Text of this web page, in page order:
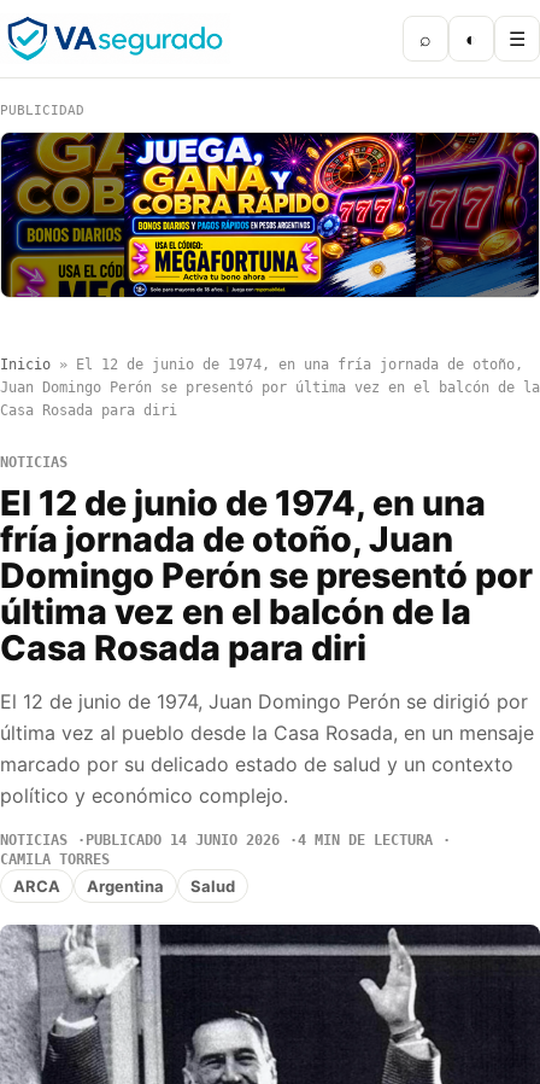
⌕ ◐ ☰
PUBLICIDAD
Inicio »
El 12 de junio de 1974, en una fría jornada de otoño,
Juan Domingo Perón se presentó por última vez en el balcón de la
Casa Rosada para diri
NOTICIAS
El 12 de junio de 1974, en una
fría jornada de otoño, Juan
Domingo Perón se presentó por
última vez en el balcón de la
Casa Rosada para diri
El 12 de junio de 1974, Juan Domingo Perón se dirigió por
última vez al pueblo desde la Casa Rosada, en un mensaje
marcado por su delicado estado de salud y un contexto
político y económico complejo.
NOTICIAS PUBLICADO 14 JUNIO 2026
4 MIN DE LECTURA
CAMILA TORRES
ARCA Argentina Salud